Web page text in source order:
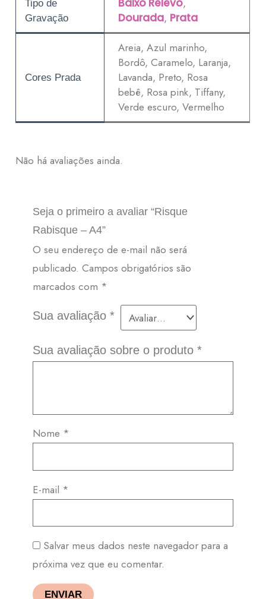
Tipo de
Gravação
Dourada, Prata
Cores Prada
Areia, Azul marinho,
Bordô, Caramelo, Laranja,
Lavanda, Preto, Rosa
bebê, Rosa pink, Tiffany,
Verde escuro, Vermelho
Não há avaliações ainda.
Seja o primeiro a avaliar “Risque
Rabisque – A4”
O seu endereço de e-mail não será
publicado. Campos obrigatórios são
marcados com *
Sua avaliação *
Sua avaliação sobre o produto *
Nome *
E-mail *
Salvar meus dados neste navegador para a
próxima vez que eu comentar.